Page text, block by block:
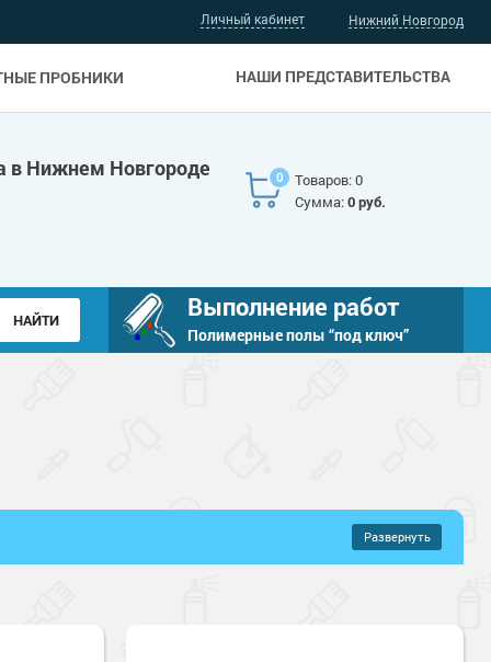
Личный кабинет
НАШИ ПРЕДСТАВИТЕЛЬСТВА
ПРОБНИКИ
Нижний Новгород
в Нижнем Новгороде 0
Товаров: 0
Сумма:0 руб.
Выполнение работ
Полимерные полы “под ключ”
Развернуть